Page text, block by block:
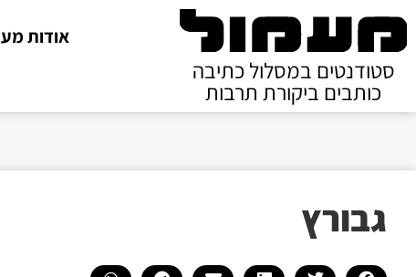
סטודנטים במסלול כתיבה
כותבים ביקורת תרבות
אודות
גבורץ